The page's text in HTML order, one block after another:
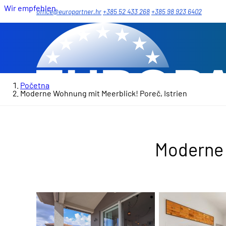
office@europartner.hr+385 52 433 268+385 98 923 6402
Početna
Moderne Wohnung mit Meerblick! Poreč, Istrien
Wir empfehlen